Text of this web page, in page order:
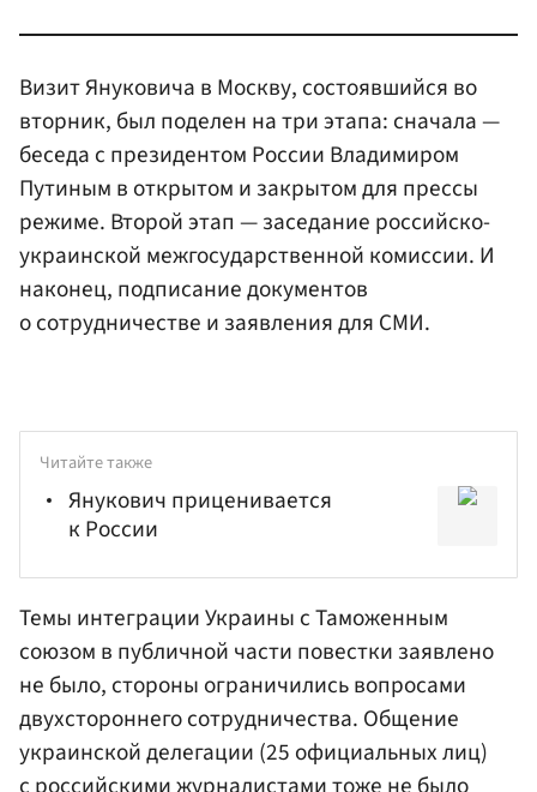
Визит Януковича в Москву, состоявшийся во
вторник, был поделен на три этапа: сначала —
беседа с президентом России Владимиром
Путиным в открытом и закрытом для прессы
режиме. Второй этап — заседание российско-
украинской межгосударственной комиссии. И
наконец, подписание документов
о сотрудничестве и заявления для СМИ.
Читайте также
Янукович приценивается
к России
Темы интеграции Украины с Таможенным
союзом в публичной части повестки заявлено
не было, стороны ограничились вопросами
двухстороннего сотрудничества. Общение
украинской делегации (25 официальных лиц)